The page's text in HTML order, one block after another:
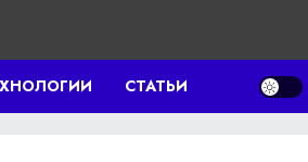
СТАТЬИ